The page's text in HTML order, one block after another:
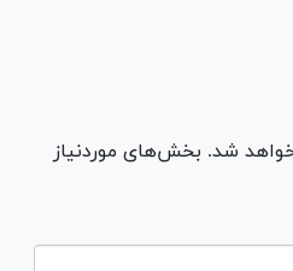
شد. بخش‌های موردنیاز